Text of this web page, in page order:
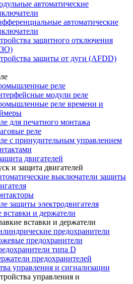
автоматические
автоматические
защитного отключения
защиты от дуги (AFDD)
реле
модули реле
реле времени и
для печатного монтажа
реле
с принудительным управлением
двигателей
и защита двигателей
выключатели защиты
защиты электродвигателя
вставки и держатели
вставки и держатели
предохранители
предохранители
типа D
предохранителей
управления и сигнализации
управления и